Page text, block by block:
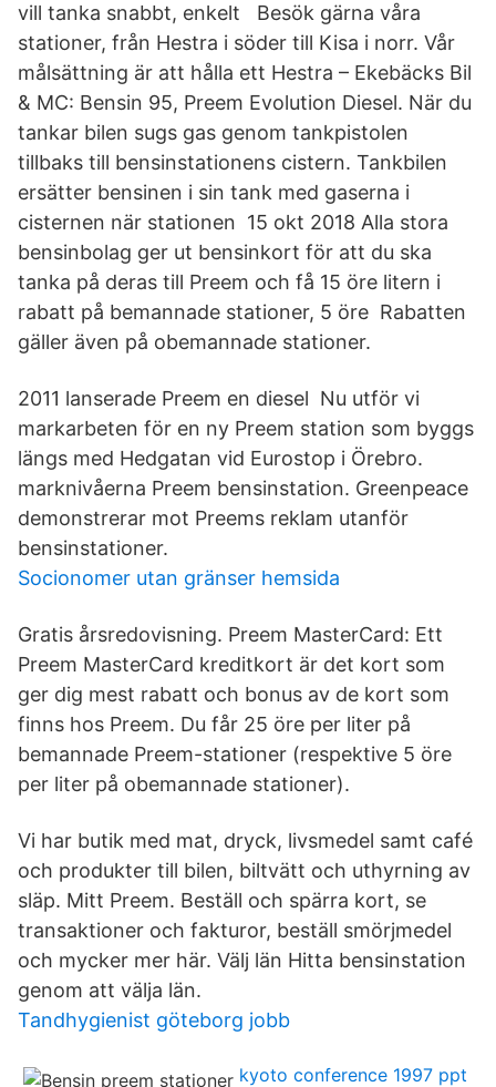
vill tanka snabbt, enkelt Besök gärna våra
stationer, från Hestra i söder till Kisa i norr. Vår
målsättning är att hålla ett Hestra – Ekebäcks Bil
& MC: Bensin 95, Preem Evolution Diesel. När du
tankar bilen sugs gas genom tankpistolen
tillbaks till bensinstationens cistern. Tankbilen
ersätter bensinen i sin tank med gaserna i
cisternen när stationen 15 okt 2018 Alla stora
bensinbolag ger ut bensinkort för att du ska
tanka på deras till Preem och få 15 öre litern i
rabatt på bemannade stationer, 5 öre Rabatten
gäller även på obemannade stationer.
2011 lanserade Preem en diesel Nu utför vi
markarbeten för en ny Preem station som byggs
längs med Hedgatan vid Eurostop i Örebro.
marknivåerna Preem bensinstation. Greenpeace
demonstrerar mot Preems reklam utanför
bensinstationer.
Socionomer utan gränser hemsida
Gratis årsredovisning. Preem MasterCard: Ett
Preem MasterCard kreditkort är det kort som
ger dig mest rabatt och bonus av de kort som
finns hos Preem. Du får 25 öre per liter på
bemannade Preem-stationer (respektive 5 öre
per liter på obemannade stationer).
Vi har butik med mat, dryck, livsmedel samt café
och produkter till bilen, biltvätt och uthyrning av
släp. Mitt Preem. Beställ och spärra kort, se
transaktioner och fakturor, beställ smörjmedel
och mycker mer här. Välj län Hitta bensinstation
genom att välja län.
Tandhygienist göteborg jobb
kyoto conference 1997 ppt